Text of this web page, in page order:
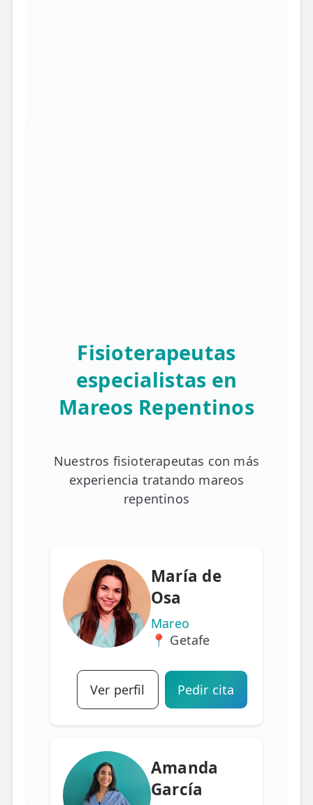
Fisioterapeutas
especialistas en
Mareos Repentinos
Nuestros fisioterapeutas con más
experiencia tratando mareos
repentinos
María de
Osa
Mareo
📍 Getafe
Ver perfil Pedir cita
Amanda
García